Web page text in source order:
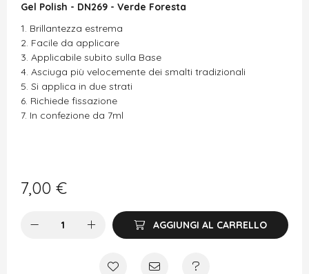
Gel Polish - DN269 - Verde Foresta
Brillantezza estrema
Facile da applicare
Applicabile subito sulla Base
Asciuga più velocemente dei smalti tradizionali
Si applica in due strati
Richiede fissazione
In confezione da 7ml
7,00 €
AGGIUNGI AL CARRELLO